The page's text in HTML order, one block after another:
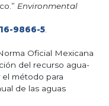
Environmental
9866-5
Oficial Mexicana
del recurso agua-
método para
de las aguas